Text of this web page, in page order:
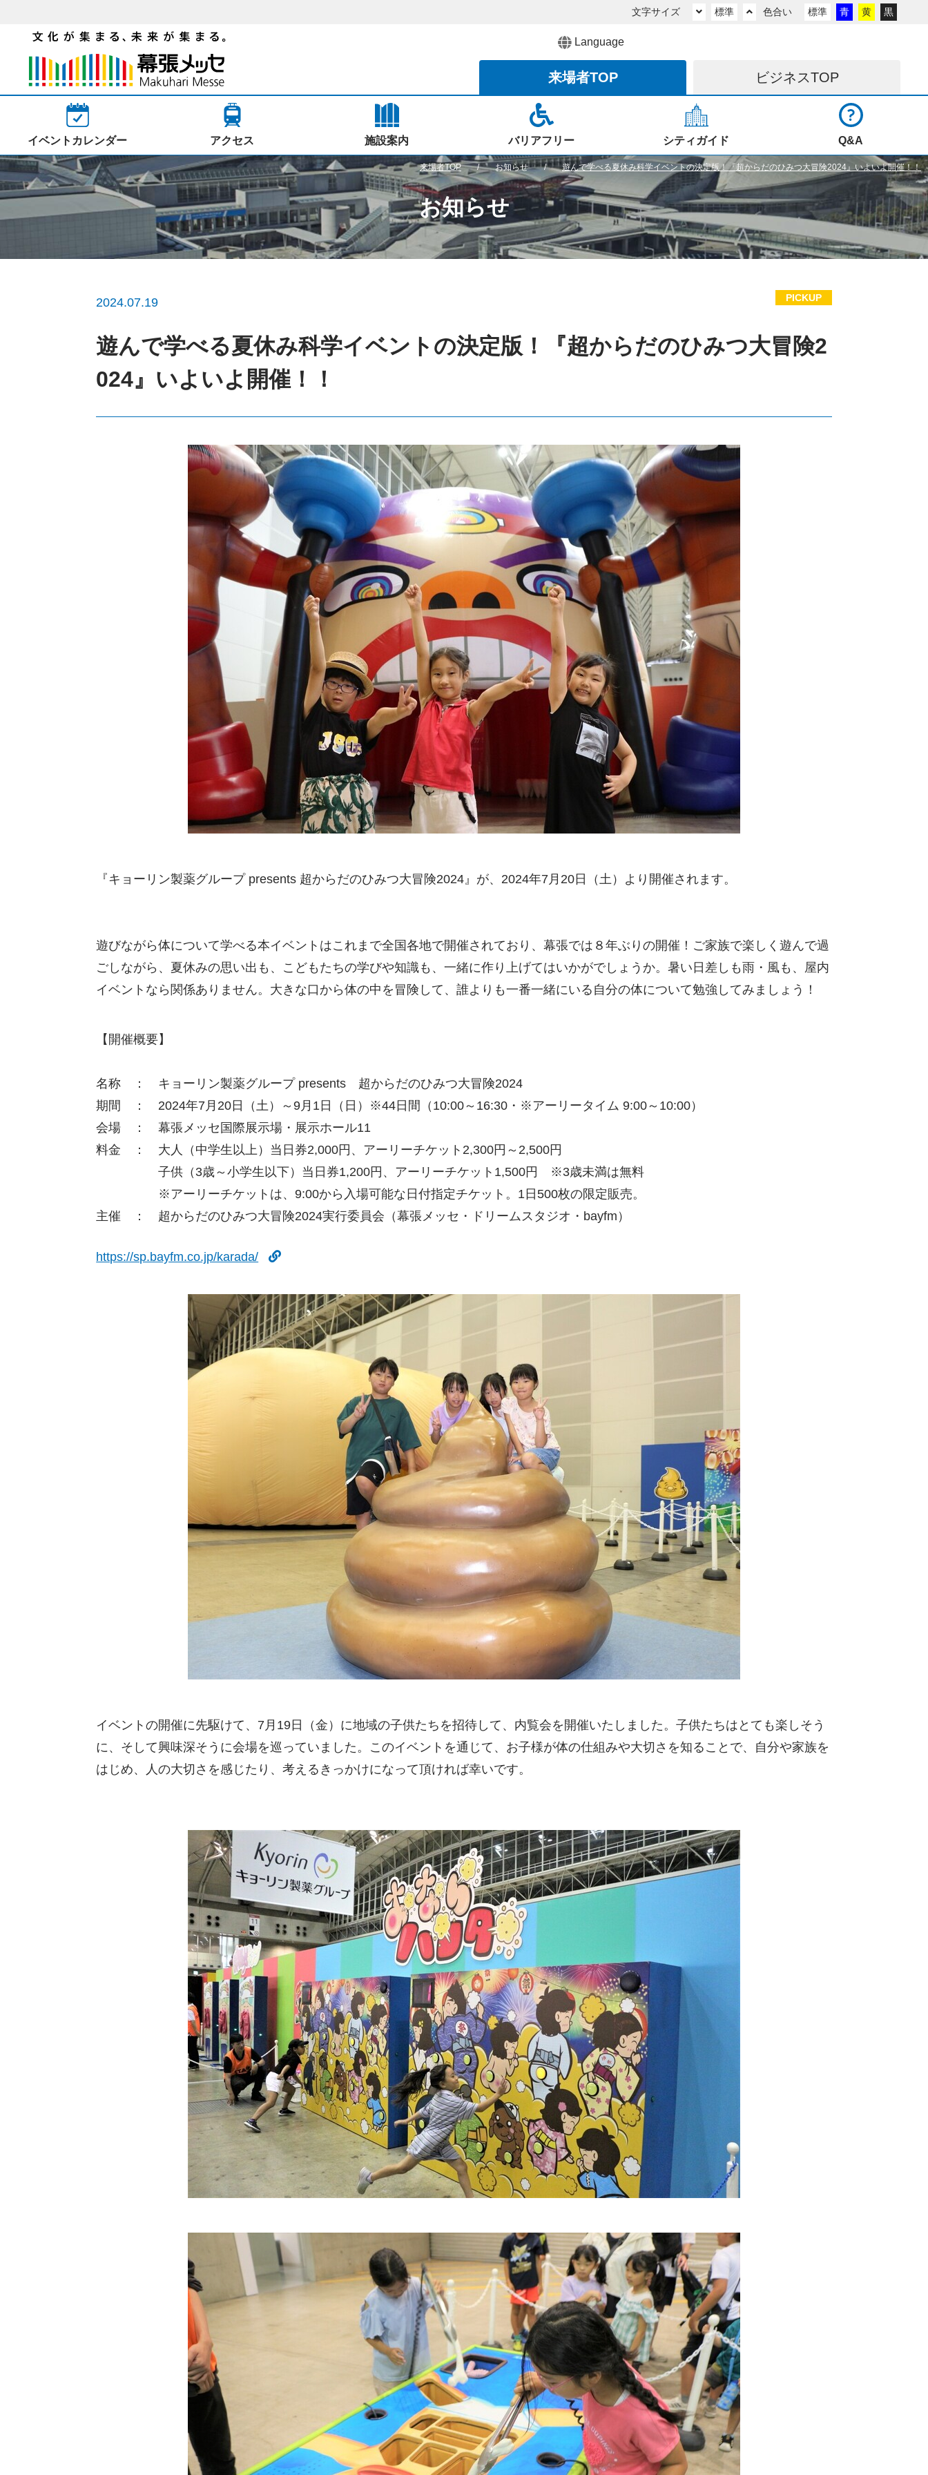
文字サイズ 標準 色合い 標準 青 黄 黒
Language
来場者TOP ビジネスTOP
イベントカレンダー アクセス 施設案内 バリアフリー シティガイド Q&A
お知らせ
来場者TOP お知らせ 遊んで学べる夏休み科学イベントの決定版！『超からだのひみつ大冒険2024』いよいよ開催！！
2024.07.19 PICKUP
遊んで学べる夏休み科学イベントの決定版！『超からだのひみつ大冒険2
024』いよいよ開催！！
『キョーリン製薬グループ presents 超からだのひみつ大冒険2024』が、2024年7月20日（土）より開催されます。
遊びながら体について学べる本イベントはこれまで全国各地で開催されており、幕張では８年ぶりの開催！ご家族で楽しく遊んで過
ごしながら、夏休みの思い出も、こどもたちの学びや知識も、一緒に作り上げてはいかがでしょうか。暑い日差しも雨・風も、屋内
イベントなら関係ありません。大きな口から体の中を冒険して、誰よりも一番一緒にいる自分の体について勉強してみましょう！
【開催概要】
名称 ： キョーリン製薬グループ presents 超からだのひみつ大冒険2024
期間 ： 2024年7月20日（土）～9月1日（日）※44日間（10:00～16:30・※アーリータイム 9:00～10:00）
会場 ： 幕張メッセ国際展示場・展示ホール11
料金 ： 大人（中学生以上）当日券2,000円、アーリーチケット2,300円～2,500円
子供（3歳～小学生以下）当日券1,200円、アーリーチケット1,500円 ※3歳未満は無料
※アーリーチケットは、9:00から入場可能な日付指定チケット。1日500枚の限定販売。
主催 ： 超からだのひみつ大冒険2024実行委員会（幕張メッセ・ドリームスタジオ・bayfm）
https://sp.bayfm.co.jp/karada/
イベントの開催に先駆けて、7月19日（金）に地域の子供たちを招待して、内覧会を開催いたしました。子供たちはとても楽しそう
に、そして興味深そうに会場を巡っていました。このイベントを通じて、お子様が体の仕組みや大切さを知ることで、自分や家族を
はじめ、人の大切さを感じたり、考えるきっかけになって頂ければ幸いです。